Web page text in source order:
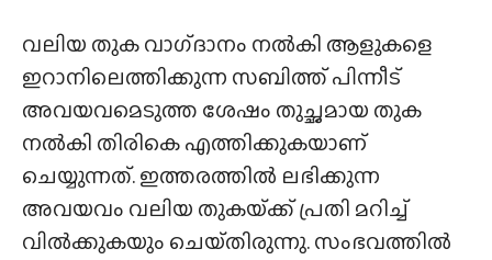
വലിയ തുക വാഗ്‌ദാനം നൽകി ആളുകളെ
ഇറാനിലെത്തിക്കുന്ന സബിത്ത് പിന്നീട്
അവയവമെടുത്ത ശേഷം തുച്ഛമായ തുക
നൽകി തിരികെ എത്തിക്കുകയാണ്
ചെയ്യുന്നത്. ഇത്തരത്തിൽ ലഭിക്കുന്ന
അവയവം വലിയ തുകയ്‌ക്ക് പ്രതി മറിച്ച്
വിൽക്കുകയും ചെയ്‌തിരുന്നു. സംഭവത്തിൽ